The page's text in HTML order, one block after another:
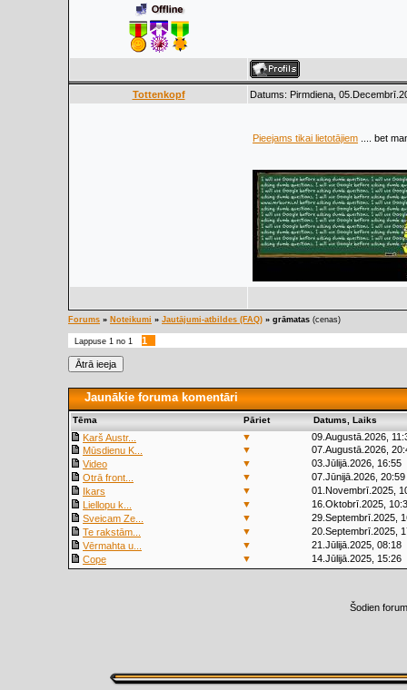
Tottenkopf Datums: Pirmdiena,
Pieejams tikai lietotājiem .... bet
Forums » Noteikumi » Jautājumi-atbildes (FAQ) » grāmatas (cenas)
Lappuse 1 no 1 1
Jaunākie foruma komentāri
Tēma Pāriet Datums, Laiks
Karš Austr... ▼
09.Augustā.2026,
Mūsdienu K...
▼
07.Augustā.2026,
Video
▼
03.Jūlijā.2026, 16:55
Otrā front...
▼
07.Jūnijā.2026, 20:59
Ikars
▼
01.Novembrī.2025,
Liellopu k...
▼
16.Oktobrī.2025,
Sveicam Ze...
▼
29.Septembrī.2025,
Te rakstām...
▼
20.Septembrī.2025,
Vērmahta u...
▼
21.Jūlijā.2025, 08:18
Cope
▼ 14.Jūlijā.2025, 15:26
Šodien